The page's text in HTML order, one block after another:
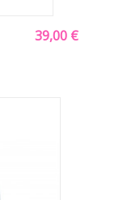
39,00 €